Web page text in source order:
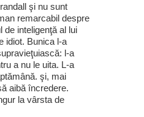
şi nu sunt
remarcabil despre
de inteligenţă al lui
idiot. Bunica l-a
l-a
a nu le uita. L-a
şi, mai
aibă încredere.
la vârsta de